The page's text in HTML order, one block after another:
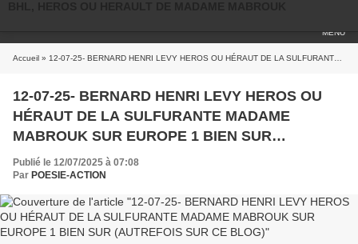
MENU
Accueil » 12-07-25- BERNARD HENRI LEVY HEROS OU HÉRAUT DE LA SULFURANTE MADAME MABROUK SUR EUROPE 1 BIEN SUR (AUTREFOIS SUR CE BLOG)
12-07-25- BERNARD HENRI LEVY HEROS OU
HÉRAUT DE LA SULFURANTE MADAME
MABROUK SUR EUROPE 1 BIEN SUR
(AUTREFOIS SUR CE BLOG)
Publié le 12/07/2025 à 07:08
Par POESIE-ACTION